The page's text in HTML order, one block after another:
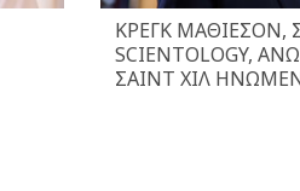
ΚΡΕΓΚ ΜΑΘΊΕΣΟΝ,
SCIENTOLOGY,
ΣΑΙΝΤ ΧΙΛ